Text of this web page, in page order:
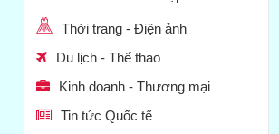
Thời trang - Điện ảnh
Du lịch - Thể thao
Kinh doanh - Thương mại
Tin tức Quốc tế